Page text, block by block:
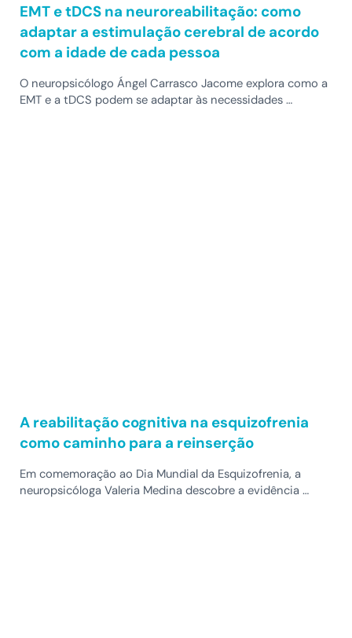
EMT e tDCS na neuroreabilitação: como
adaptar a estimulação cerebral de acordo
com a idade de cada pessoa
O neuropsicólogo Ángel Carrasco Jacome explora como a
EMT e a tDCS podem se adaptar às necessidades …
A reabilitação cognitiva na esquizofrenia
como caminho para a reinserção
Em comemoração ao Dia Mundial da Esquizofrenia, a
neuropsicóloga Valeria Medina descobre a evidência …